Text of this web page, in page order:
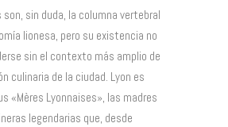
son, sin duda, la columna vertebral
lionesa, pero su existencia no
sin el contexto más amplio de
culinaria de la ciudad. Lyon es
«Mères Lyonnaises», las madres
legendarias que, desde